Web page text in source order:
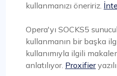
kullanmanızı öneririz.
Opera'yı SOCKS5
kullanmanın bir başka
kullanımıyla ilgili
anlatılıyor. Proxifier